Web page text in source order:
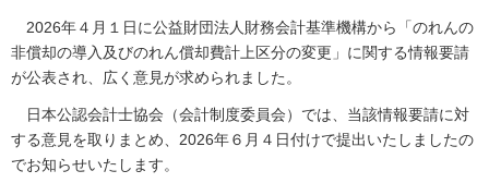
2026年４月１日に公益財団法人財務会計基準機構から「のれんの
非償却の導入及びのれん償却費計上区分の変更」に関する情報要請
が公表され、広く意見が求められました。
日本公認会計士協会（会計制度委員会）では、当該情報要請に対
する意見を取りまとめ、2026年６月４日付けで提出いたしましたの
でお知らせいたします。